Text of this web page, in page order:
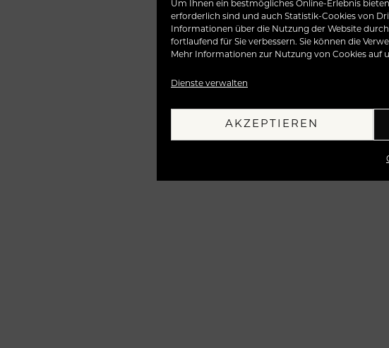
Um Ihnen ein bestmögliches Online-Erlebnis
erforderlich sind und auch Statistik-Cookies von
Informationen über die Nutzung der Website
fortlaufend für Sie verbessern. Sie können die
Mehr Informationen zur Nutzung von Cookies auf
Dienste verwalten
AKZEPTIEREN
Das Gesuchte konnte
Suchen …